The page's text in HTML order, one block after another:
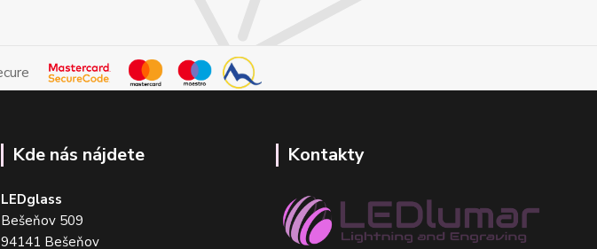
Kde nás nájdete
LEDglass
Bešeňov 509
94141 Bešeňov
Kontakty